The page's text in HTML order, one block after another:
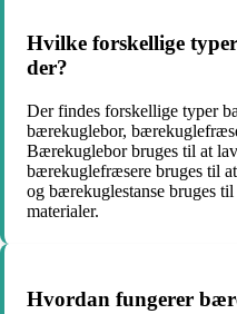
Hvilke forskellige
der?
Der findes forskellige typer
bærekuglebor,
Bærekuglebor bruges til at
bærekuglefræsere bruges til
og bærekuglestanse bruges
materialer.
Hvordan fungerer